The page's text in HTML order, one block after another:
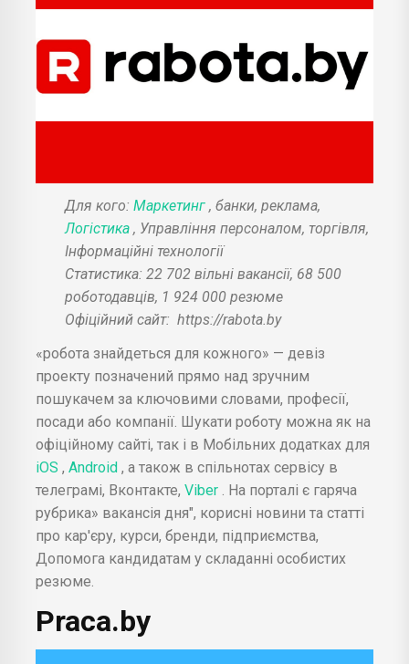
Для кого: Маркетинг , банки, реклама,
Логістика , Управління персоналом, торгівля,
Інформаційні технології
Статистика: 22 702 вільні вакансії, 68 500
роботодавців, 1 924 000 резюме
Офіційний сайт: https://rabota.by
«робота знайдеться для кожного» — девіз
проекту позначений прямо над зручним
пошукачем за ключовими словами, професії,
посади або компанії. Шукати роботу можна як на
офіційному сайті, так і в Мобільних додатках для
iOS , Android , а також в спільнотах сервісу в
телеграмі, Вконтакте, Viber . На порталі є гаряча
рубрика» вакансія дня", корисні новини та статті
про кар'єру, курси, бренди, підприємства,
Допомога кандидатам у складанні особистих
резюме.
Praca.by